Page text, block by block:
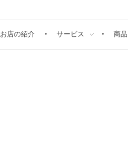
お店の紹介 サービス 商品